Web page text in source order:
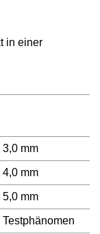
in einer
3,0 mm
4,0 mm
5,0 mm
Testphänomen